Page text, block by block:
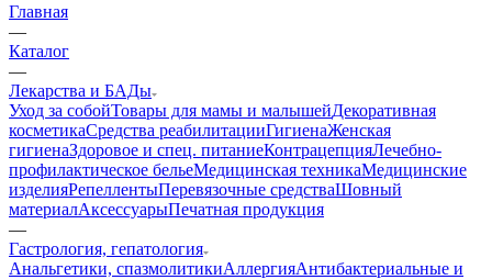
Главная
—
Каталог
—
Лекарства и БАДы
Уход за собойТовары для мамы и малышейДекоративная
косметикаСредства реабилитацииГигиенаЖенская
гигиенаЗдоровое и спец. питаниеКонтрацепцияЛечебно-
профилактическое бельеМедицинская техникаМедицинские
изделияРепеллентыПеревязочные средстваШовный
материалАксессуарыПечатная продукция
—
Гастрология, гепатология
Анальгетики, спазмолитикиАллергияАнтибактериальные и